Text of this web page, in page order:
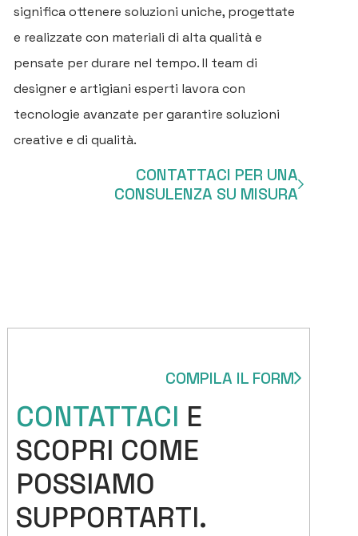
significa ottenere soluzioni uniche, progettate
e realizzate con materiali di alta qualità e
pensate per durare nel tempo. Il team di
designer e artigiani esperti lavora con
tecnologie avanzate per garantire soluzioni
creative e di qualità.
CONTATTACI PER UNA
CONSULENZA SU MISURA
COMPILA IL FORM
CONTATTACI E
SCOPRI COME
POSSIAMO
SUPPORTARTI.